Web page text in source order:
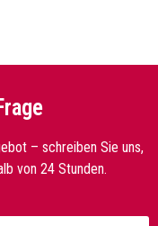
– schreiben Sie uns,
von 24 Stunden.